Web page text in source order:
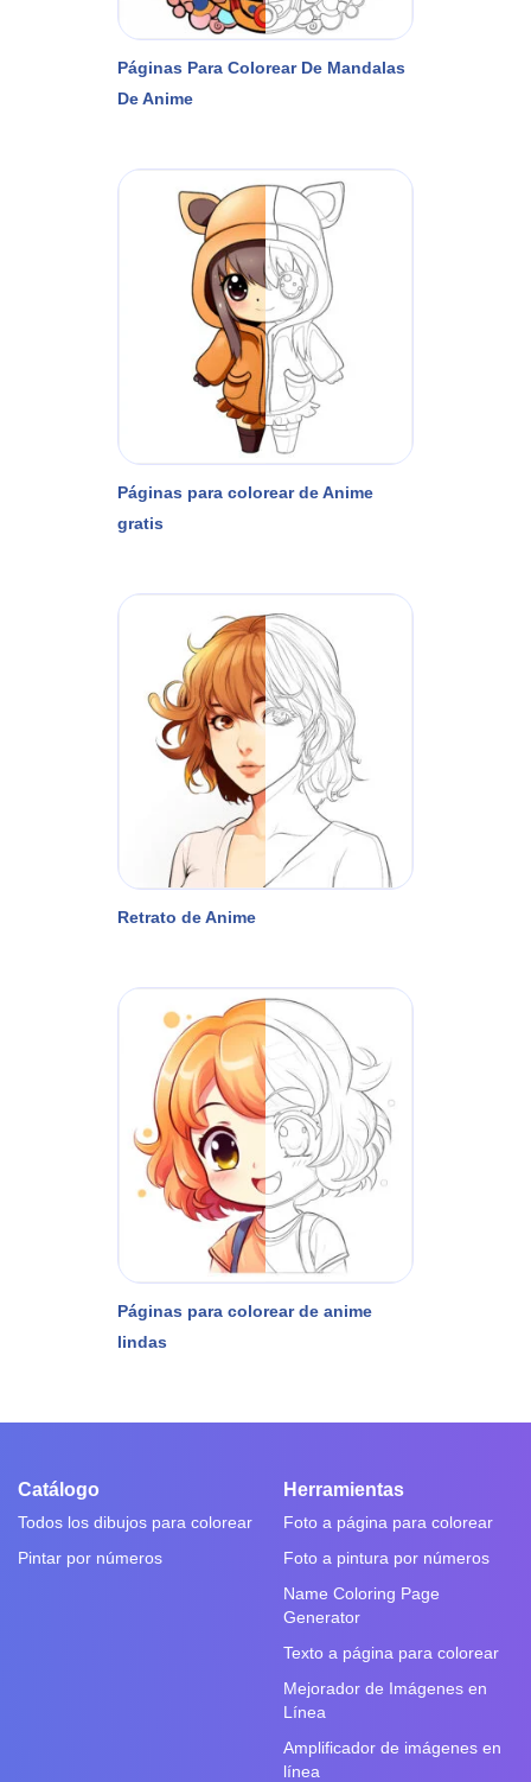
Páginas Para Colorear De Mandalas
De Anime
Páginas para colorear de Anime
gratis
Retrato de Anime
Páginas para colorear de anime
lindas
Catálogo
Todos los dibujos para colorear
Pintar por números
Herramientas
Foto a página para colorear
Foto a pintura por números
Name Coloring Page
Generator
Texto a página para colorear
Mejorador de Imágenes en
Línea
Amplificador de imágenes en
línea